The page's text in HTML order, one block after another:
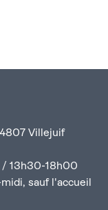
Villejuif
/ 13h30-18h00
sauf l'accueil